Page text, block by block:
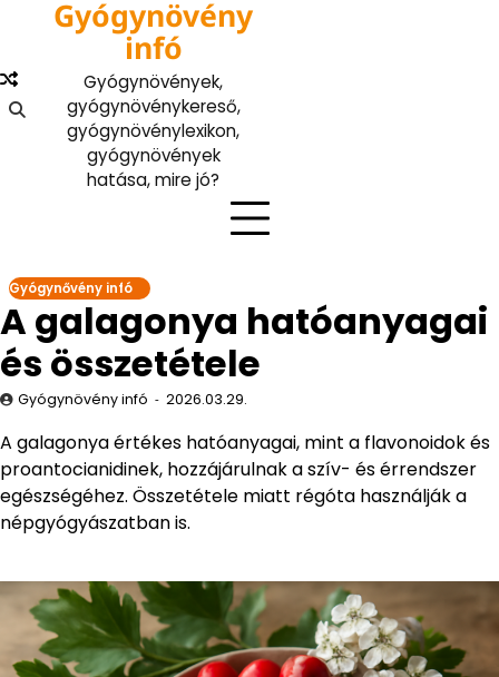
content
Gyógynövény
infó
Gyógynövények,
gyógynövénykereső,
gyógynövénylexikon,
gyógynövények
hatása, mire jó?
Gyógynővény infó
A galagonya hatóanyagai
és összetétele
Gyógynövény infó 2026.03.29.
A galagonya értékes hatóanyagai, mint a flavonoidok és
proantocianidinek, hozzájárulnak a szív- és érrendszer
egészségéhez. Összetétele miatt régóta használják a
népgyógyászatban is.